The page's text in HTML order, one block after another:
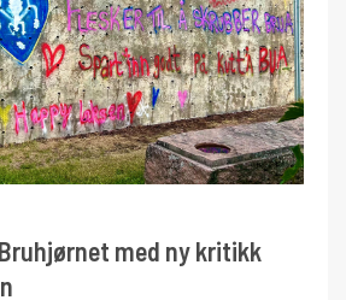
med ny kritikk